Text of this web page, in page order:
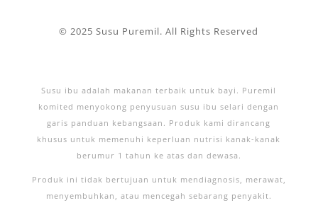
© 2025 Susu Puremil. All Rights Reserved
Susu ibu adalah makanan terbaik untuk bayi. Puremil
komited menyokong penyusuan susu ibu selari dengan
garis panduan kebangsaan. Produk kami dirancang
khusus untuk memenuhi keperluan nutrisi kanak-kanak
berumur 1 tahun ke atas dan dewasa.
Produk ini tidak bertujuan untuk mendiagnosis, merawat,
menyembuhkan, atau mencegah sebarang penyakit.